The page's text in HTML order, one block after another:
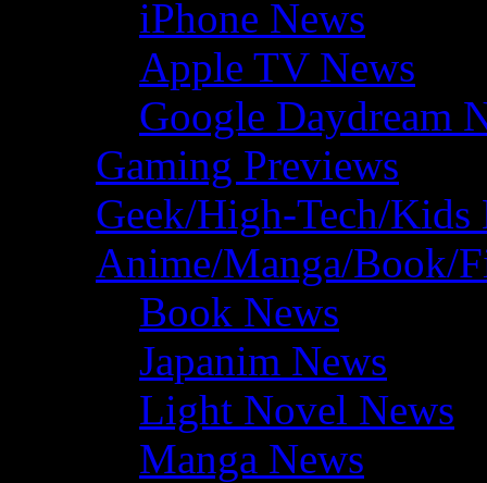
iPhone News
Apple TV News
Google Daydream
Gaming Previews
Geek/High-Tech/Kids
Anime/Manga/Book/
Book News
Japanim News
Light Novel News
Manga News